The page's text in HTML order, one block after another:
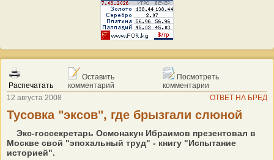
Распечатать
Оставить
комментарий
Посмотреть
комментарии
12 августа 2008
ОТВЕТ НА БРЕД
Тусовка "эксов", где брызгали слюной
Экс-госсекретарь Осмонакун Ибраимов презентовал в
Москве свой "эпохальный труд" - книгу "Испытание
историей".